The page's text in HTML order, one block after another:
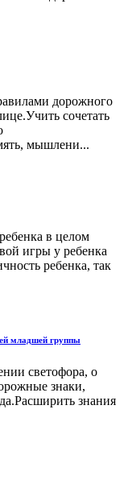
дорожного
сочетать
мышлени...
в целом
игры у ребенка
ребенка, так
младшей группы
светофора, о
знаки,
знания